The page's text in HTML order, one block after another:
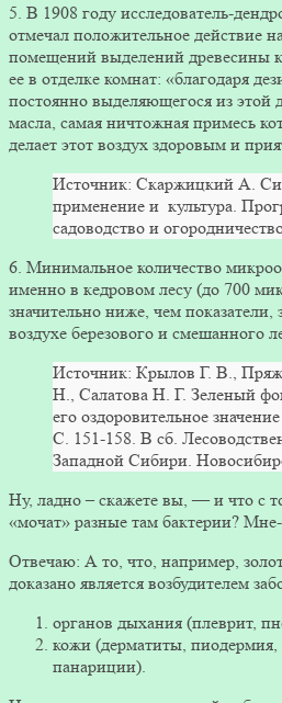
5. В 1908 году исследователь-
отмечал положительное действие
помещений выделений древесины
ее в отделке комнат: «благодаря
постоянно выделяющегося из этой
масла, самая ничтожная примесь
делает этот воздух здоровым и
Источник: Скаржицкий А.
применение и культура.
садоводство и
6. Минимальное количество
именно в кедровом лесу (до 700
значительно ниже, чем
воздухе березового и смешанного
Источник: Крылов Г. В.,
Н., Салатова Н. Г. Зеленый
его оздоровительное
С. 151-158. В сб.
Западной Сибири.
Ну, ладно – скажете вы, — и что с
«мочат» разные там бактерии? Мне-
Отвечаю: А то, что, например,
доказано является возбудителем
органов дыхания (плеврит,
кожи (дерматиты, пиодермия,
панариции).